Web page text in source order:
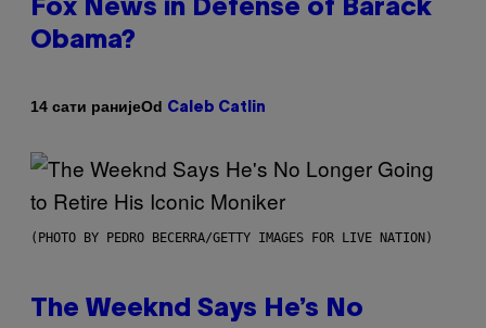
Fox News in Defense of Barack
Obama?
14 сати ранијеOd Caleb Catlin
(PHOTO BY PEDRO BECERRA/GETTY IMAGES FOR LIVE NATION)
The Weeknd Says He’s No